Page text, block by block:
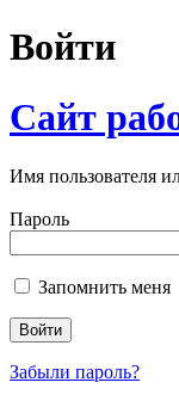
Войти
Сайт
Имя пользователя
Пароль
Запомнить меня
Забыли пароль?